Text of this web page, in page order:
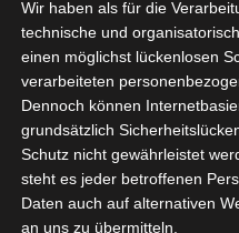
Sichern Sie sich attraktive
WLAN-Umfeld in den
wurden bis dato nicht
Sie mit einem
spezialisiert hat und über
Installationen verfügt neue
Hier geht es zurAnmeldung.
Wir haben als für die
technische und
einen möglichst lückenlosen
verarbeiteten
Dennoch können
grundsätzlich
Schutz nicht gewährleistet
steht es jeder betroffenen
Daten auch auf alternativen
an uns zu übermitteln.